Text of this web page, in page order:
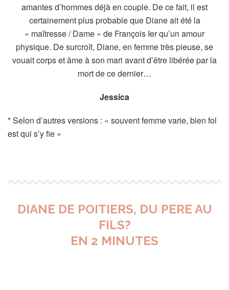
amantes d’hommes déjà en couple. De ce fait, il est
certainement plus probable que Diane ait été la
« maîtresse / Dame » de François Ier qu’un amour
physique. De surcroît, Diane, en femme très pieuse, se
vouait corps et âme à son mari avant d’être libérée par la
mort de ce dernier…
Jessica
* Selon d’autres versions : « souvent femme varie, bien fol
est qui s’y fie »
DIANE DE POITIERS, DU PERE AU
FILS?
EN 2 MINUTES